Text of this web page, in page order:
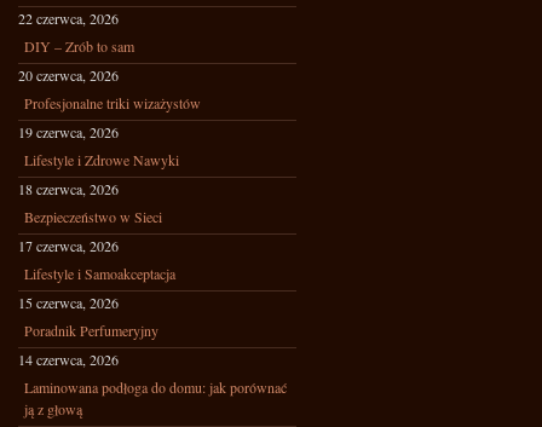
22 czerwca, 2026
DIY – Zrób to sam
20 czerwca, 2026
Profesjonalne triki wizażystów
19 czerwca, 2026
Lifestyle i Zdrowe Nawyki
18 czerwca, 2026
Bezpieczeństwo w Sieci
17 czerwca, 2026
Lifestyle i Samoakceptacja
15 czerwca, 2026
Poradnik Perfumeryjny
14 czerwca, 2026
Laminowana podłoga do domu: jak porównać
ją z głową